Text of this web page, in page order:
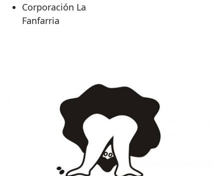
Corporación La
Fanfarria